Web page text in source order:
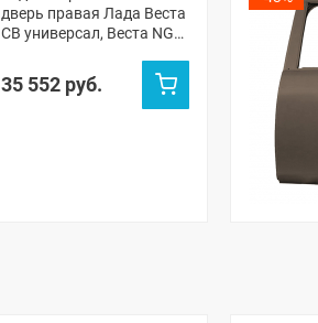
дверь правая Лада Веста
СВ универсал, Веста NG
35 552 руб.